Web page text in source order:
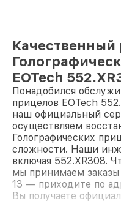
Качественный
EOTech
Понадобился
прицелов EOTech
наш официальный
осуществляем
Голографических
сложности. Наши
включая 552.XR308.
мы принимаем
13 — приходите по
Вы получаете